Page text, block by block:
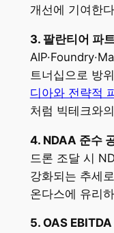
개선에 기여한
3. 팔란티어 파
트너십으로 방
디아와 전략적
처럼 빅테크와
4. NDAA 준수
드론 조달 시
강화되는 추세
온다스에 유리
5. OAS